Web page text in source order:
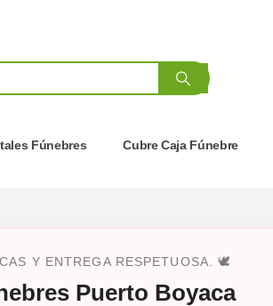
Fúnebres Cubre Caja Fúnebre
Y ENTREGA RESPETUOSA. 🕊️
Puerto Boyaca